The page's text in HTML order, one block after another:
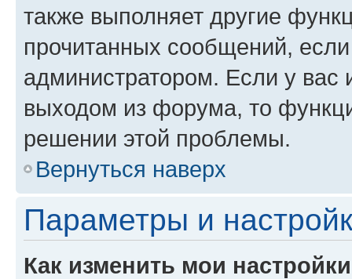
также выполняет другие
прочитанных сообщений,
администратором. Если у
выходом из форума, то
решении этой проблемы.
Вернуться наверх
Параметры и
Как изменить мои